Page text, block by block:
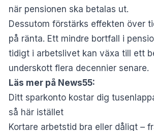
när pensionen ska betalas ut.
Dessutom förstärks effekten över
på ränta. Ett mindre bortfall i
tidigt i arbetslivet kan växa till ett
underskott flera decennier senare.
Läs mer på News55:
Ditt sparkonto kostar dig
så här istället
Kortare arbetstid bra eller dåligt –